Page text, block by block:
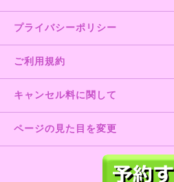
プライバシーポリシー
ご利用規約
キャンセル料に関して
ページの見た目を変更